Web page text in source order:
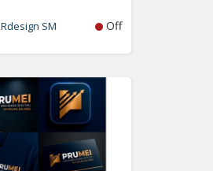
Rdesign SM Off